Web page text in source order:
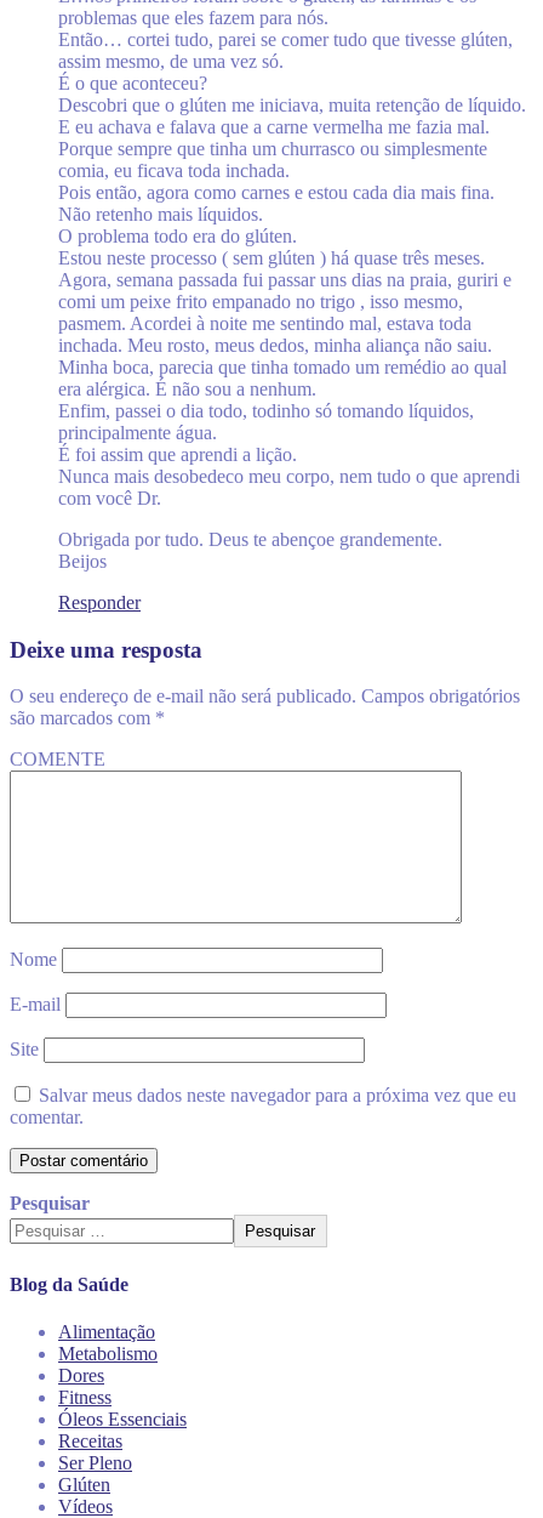
problemas que eles fazem para nós.
Então… cortei tudo, parei se comer tudo que tivesse glúten,
assim mesmo, de uma vez só.
É o que aconteceu?
Descobri que o glúten me iniciava, muita retenção de líquido.
E eu achava e falava que a carne vermelha me fazia mal.
Porque sempre que tinha um churrasco ou simplesmente
comia, eu ficava toda inchada.
Pois então, agora como carnes e estou cada dia mais fina.
Não retenho mais líquidos.
O problema todo era do glúten.
Estou neste processo ( sem glúten ) há quase três meses.
Agora, semana passada fui passar uns dias na praia, guriri e
comi um peixe frito empanado no trigo , isso mesmo,
pasmem. Acordei à noite me sentindo mal, estava toda
inchada. Meu rosto, meus dedos, minha aliança não saiu.
Minha boca, parecia que tinha tomado um remédio ao qual
era alérgica. É não sou a nenhum.
Enfim, passei o dia todo, todinho só tomando líquidos,
principalmente água.
É foi assim que aprendi a lição.
Nunca mais desobedeco meu corpo, nem tudo o que aprendi
com você Dr.
Obrigada por tudo. Deus te abençoe grandemente.
Beijos
Responder
Deixe uma resposta
O seu endereço de e-mail não será publicado. Campos obrigatórios
são marcados com *
COMENTE
Nome
E-mail
Site
Salvar meus dados neste navegador para a próxima vez que eu
comentar.
Pesquisar
Pesquisar
Blog da Saúde
Alimentação
Metabolismo
Dores
Fitness
Óleos Essenciais
Receitas
Ser Pleno
Glúten
Vídeos